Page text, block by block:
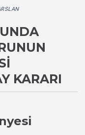
KARARI